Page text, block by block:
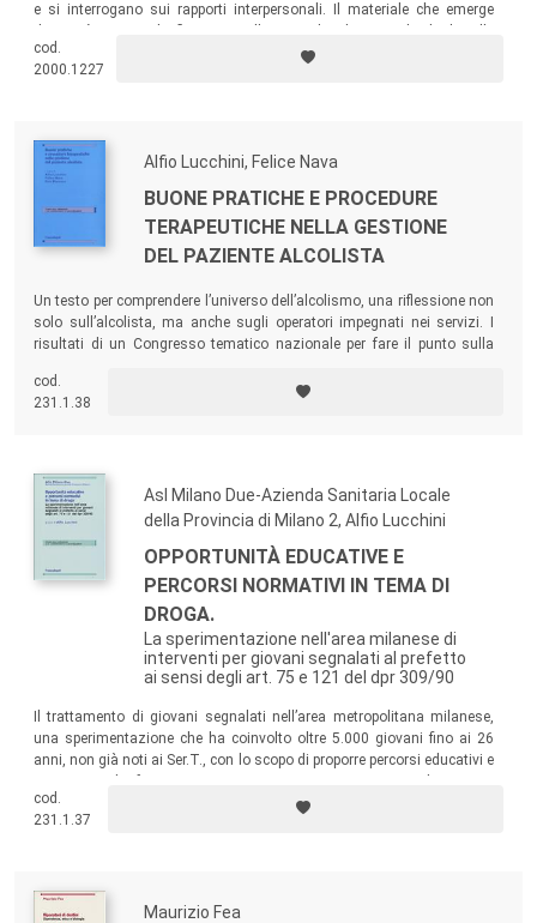
e si interrogano sui rapporti interpersonali. Il materiale che emerge
sedute con la psicoterapeuta, e finirà col tradursi in una
rappresentazione teatrale.
cod.
2000.1227
Alfio Lucchini, Felice Nava
BUONE PRATICHE E PROCEDURE
TERAPEUTICHE NELLA GESTIONE
DEL PAZIENTE ALCOLISTA
Un testo per comprendere l’universo dell’alcolismo, una riflessione non
solo sull’alcolista, ma anche sugli operatori impegnati nei servizi. I
risultati di un Congresso tematico nazionale per fare il punto sulla
affrontando alcune delle tante problematiche che il tema alcol
richiama.
cod.
231.1.38
Asl Milano Due-Azienda Sanitaria Locale
della Provincia di Milano 2, Alfio Lucchini
OPPORTUNITÀ EDUCATIVE E
PERCORSI NORMATIVI IN TEMA DI
DROGA.
La sperimentazione nell'area milanese di
interventi per giovani segnalati al prefetto
ai sensi degli art. 75 e 121 del dpr 309/90
Il trattamento di giovani segnalati nell’area metropolitana milanese,
una sperimentazione che ha coinvolto oltre 5.000 giovani fino ai 26
anni, non già noti ai Ser.T., con lo scopo di proporre percorsi educativi e
consumatori problematici, di meglio comprendere le caratteristiche e i
fattori di rischio di questa popolazione.
cod.
231.1.37
Maurizio Fea